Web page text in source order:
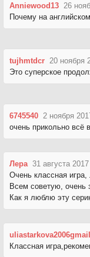
Anniewood13 26
Почему на
tujhmtdcr 20 ноября
Это суперское
6745540 2 ноября
очень прикольно всё
Лера 31 августа
Очень классная
Всем советую, очень
Как я люблю эту
Классная